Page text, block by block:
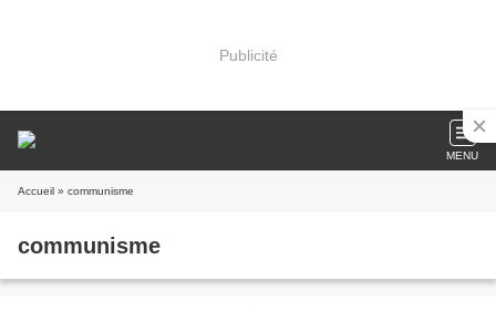
Publicité
MENU
Accueil » communisme
communisme